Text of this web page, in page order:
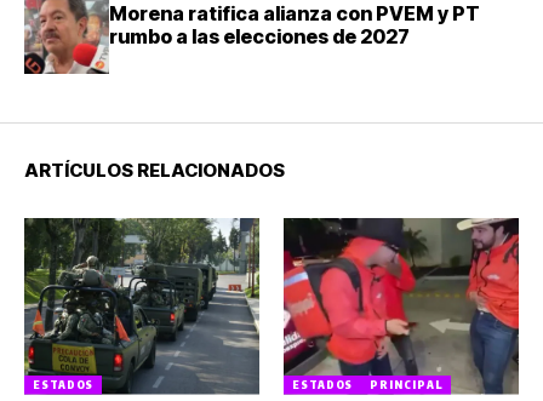
Morena ratifica alianza con PVEM y PT
rumbo a las elecciones de 2027
ARTÍCULOS RELACIONADOS
ESTADOS ESTADOS PRINCIPAL